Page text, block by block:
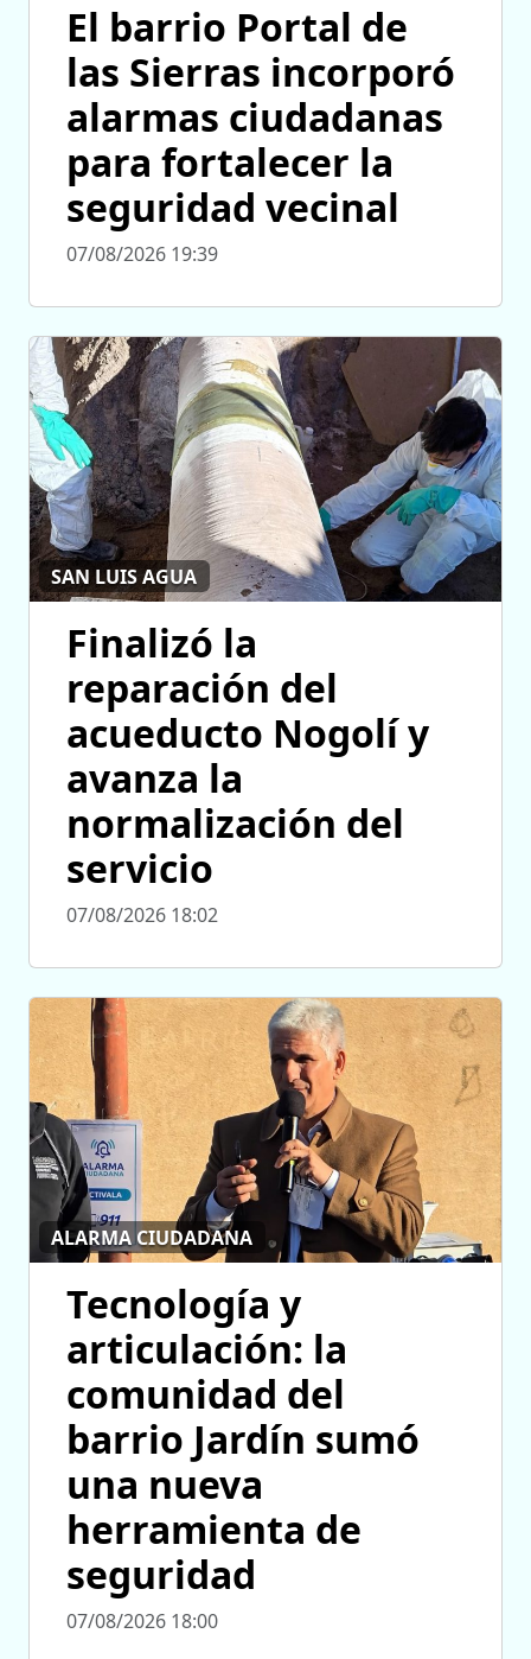
El barrio Portal de
las Sierras incorporó
alarmas ciudadanas
para fortalecer la
seguridad vecinal
07/08/2026 19:39
SAN LUIS AGUA
Finalizó la
reparación del
acueducto Nogolí y
avanza la
normalización del
servicio
07/08/2026 18:02
ALARMA CIUDADANA
Tecnología y
articulación: la
comunidad del
barrio Jardín sumó
una nueva
herramienta de
seguridad
07/08/2026 18:00